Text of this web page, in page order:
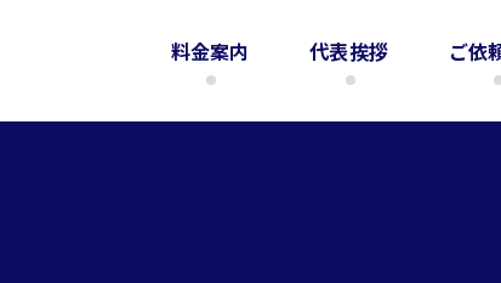
料金案内 代表挨拶 ご依